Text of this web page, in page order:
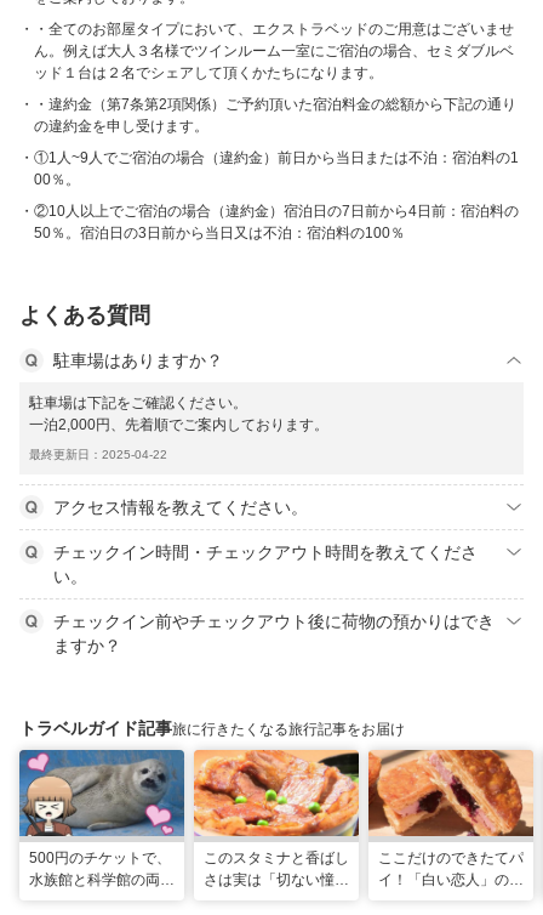
・全てのお部屋タイプにおいて、エクストラベッドのご用意はございませ
ん。例えば大人３名様でツインルーム一室にご宿泊の場合、セミダブルベ
ッド１台は２名でシェアして頂くかたちになります。
・違約金（第7条第2項関係）ご予約頂いた宿泊料金の総額から下記の通り
の違約金を申し受けます。
①1人~9人でご宿泊の場合（違約金）前日から当日または不泊：宿泊料の1
00％。
②10人以上でご宿泊の場合（違約金）宿泊日の7日前から4日前：宿泊料の
50％。宿泊日の3日前から当日又は不泊：宿泊料の100％
よくある質問
駐車場はありますか？
駐車場は下記をご確認ください。
一泊2,000円、先着順でご案内しております。
最終更新日：2025-04-22
アクセス情報を教えてください。
チェックイン時間・チェックアウト時間を教えてくださ
い。
チェックイン前やチェックアウト後に荷物の預かりはでき
ますか？
トラベルガイド記事旅に行きたくなる旅行記事をお届け
500円のチケットで、
水族館と科学館の両方
このスタミナと香ばし
さは実は「切ない憧
ここだけのできたてパ
イ！「白い恋人」の石